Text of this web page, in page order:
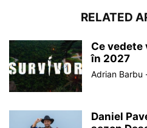
RELATED
Ce vedete
în 2027
Adrian Barbu
Daniel